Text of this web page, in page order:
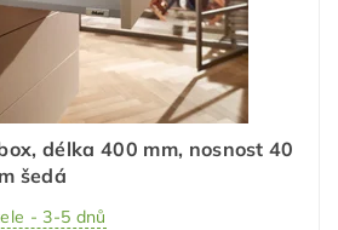
délka 400 mm, nosnost 40
šedá
- 3-5 dnů